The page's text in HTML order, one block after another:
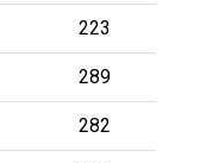
223
289
282